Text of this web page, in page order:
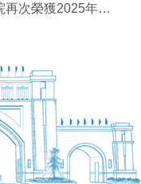
度醫療質量A級單位認證！